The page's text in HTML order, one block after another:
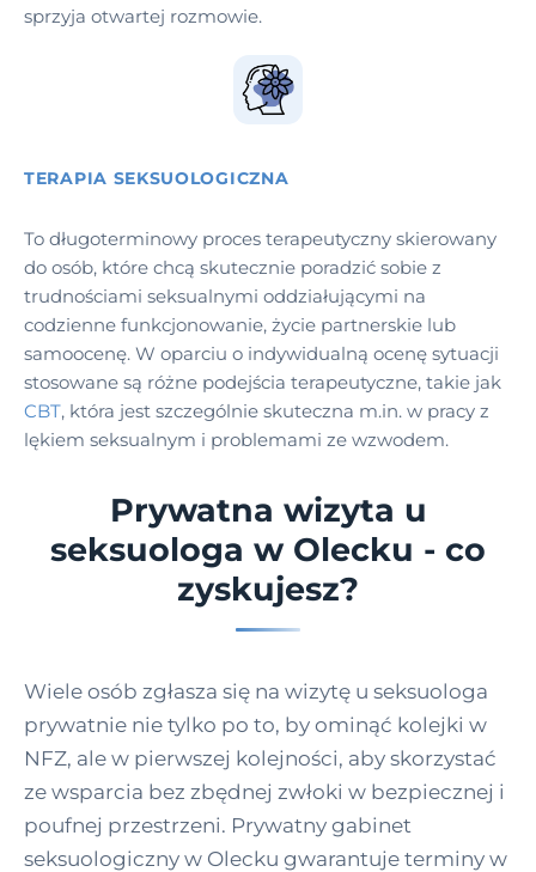
sprzyja otwartej rozmowie.
TERAPIA SEKSUOLOGICZNA
To długoterminowy proces terapeutyczny skierowany
do osób, które chcą skutecznie poradzić sobie z
trudnościami seksualnymi oddziałującymi na
codzienne funkcjonowanie, życie partnerskie lub
samoocenę. W oparciu o indywidualną ocenę sytuacji
stosowane są różne podejścia terapeutyczne, takie jak
CBT, która jest szczególnie skuteczna m.in. w pracy z
lękiem seksualnym i problemami ze wzwodem.
Prywatna wizyta u
seksuologa w Olecku - co
zyskujesz?
Wiele osób zgłasza się na wizytę u seksuologa
prywatnie nie tylko po to, by ominąć kolejki w
NFZ, ale w pierwszej kolejności, aby skorzystać
ze wsparcia bez zbędnej zwłoki w bezpiecznej i
poufnej przestrzeni. Prywatny gabinet
seksuologiczny w Olecku gwarantuje terminy w